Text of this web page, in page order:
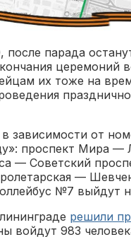
парада
церемоний
их тоже на
зависимости от
проспект Мира —
— Советский
—
№7 выйдут
решили
войдут 983